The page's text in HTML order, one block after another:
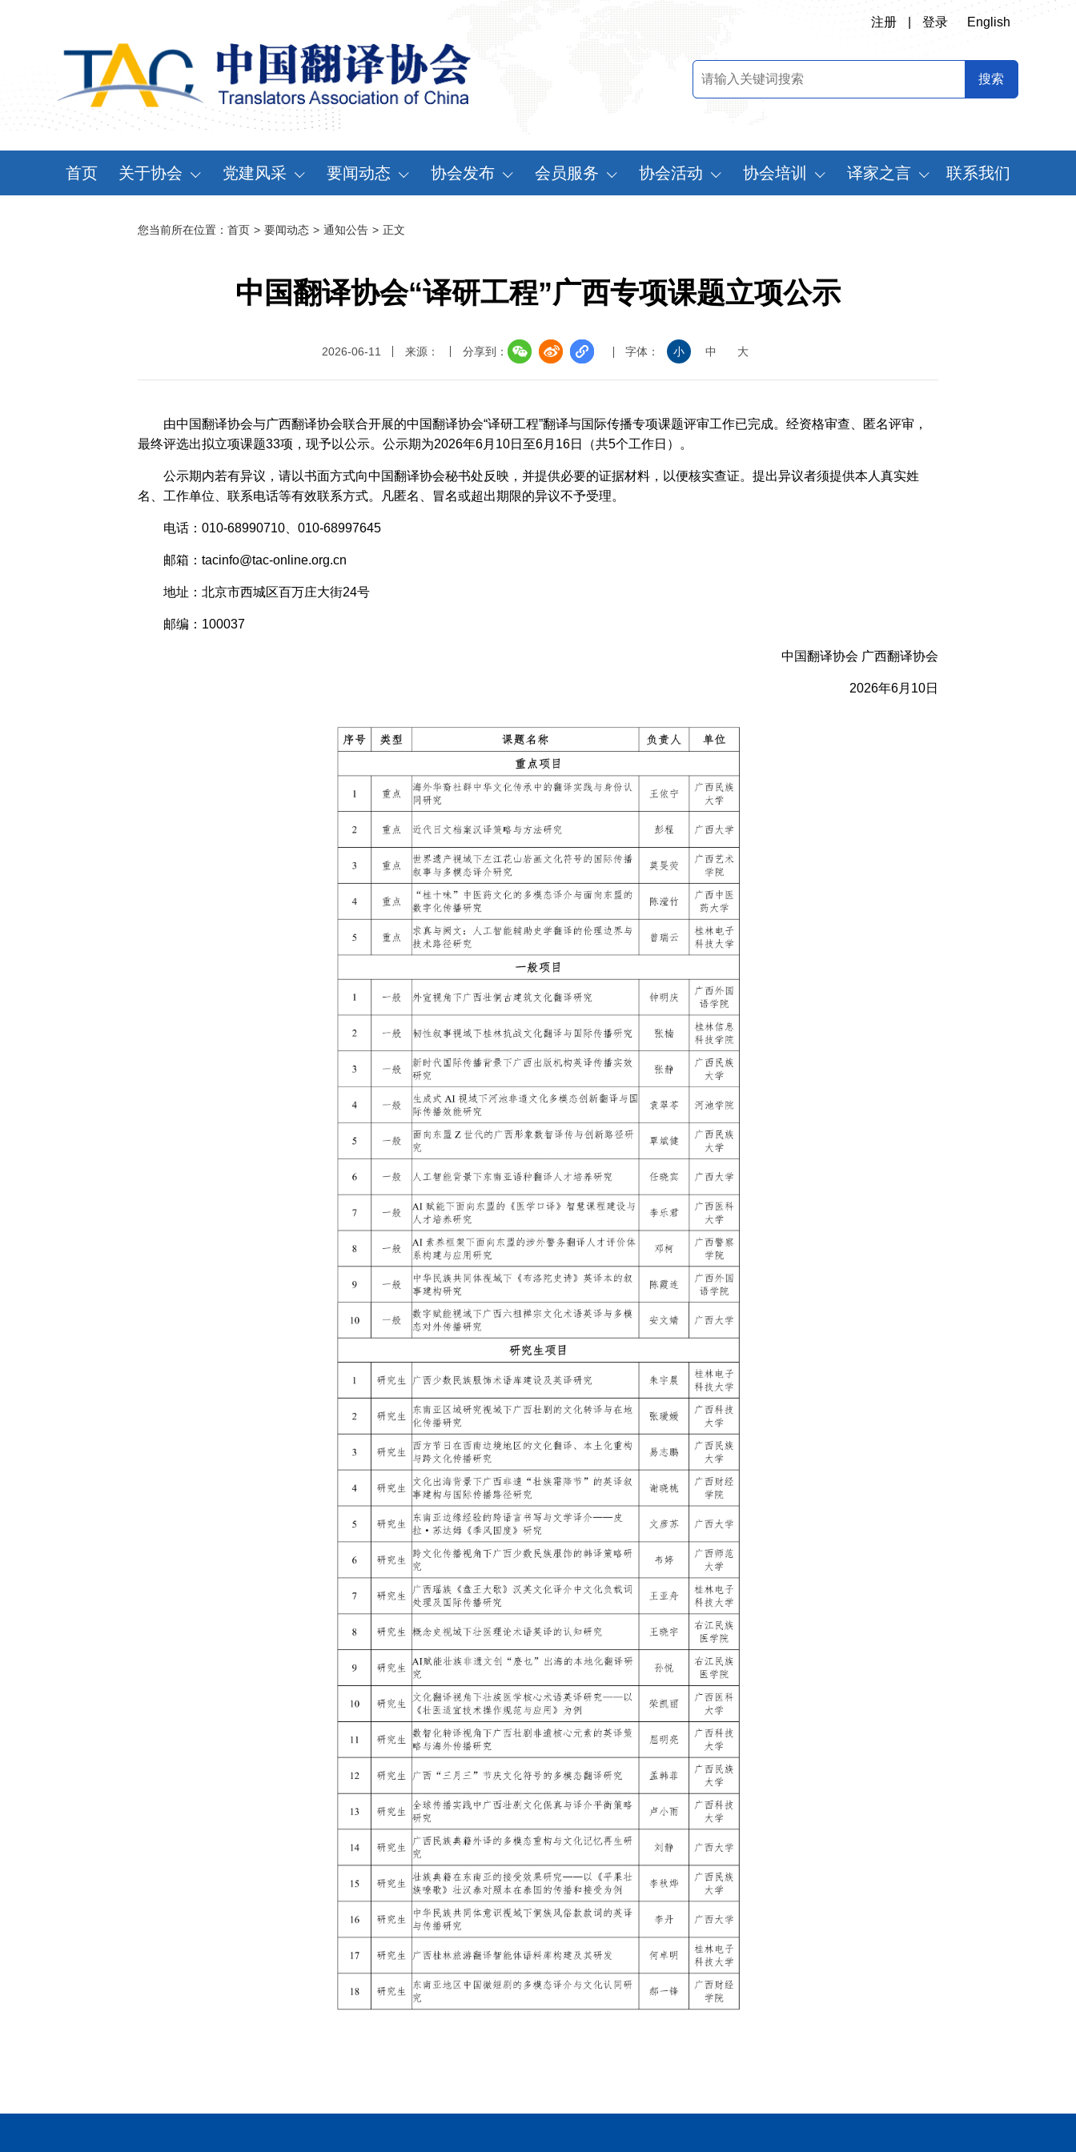
注册 登录 English
首页 关于协会
历届会员代表大会
党建风采
学习天地
要闻动态
会员动态
协会发布
认证服务
会员服务
缴费说明
协会活动
亚太翻译论坛
翻译中国·拥抱世
界
全国口译大赛
赛
协会培训 译家之言
《中国翻译》摘要
联系我们
您当前所在位置： 首页 > 要闻动态 > 通知公告 > 正文
中国翻译协会“译研工程”广西专项课题立项公示
2026-06-11 来源： 分享到： 字体： 小 中 大
由中国翻译协会与广西翻译协会联合开展的中国翻译协会“译研工程”翻译与国际传播专项课题评审工作已完成。经资格审查、匿名评审，
最终评选出拟立项课题33项，现予以公示。公示期为2026年6月 10日至6月 16日（共5个工作日）。
公示期内若有异议，请以书面方式向中国翻译协会秘书处反映，并提供必要的证据材料，以便核实查证。提出异议者须提供本人真实姓
名、工作单位、联系电话等有效联系方式。凡匿名、冒名或超出期限的异议不予受理。
电话： 010-68990710 010-68997645
邮箱： tacinfo@tac-online.org.cn
地址： ‌北京市西城区百万庄大街24号
邮编： 100037
中国翻译协会 广西翻译协会
2026年6月 10日